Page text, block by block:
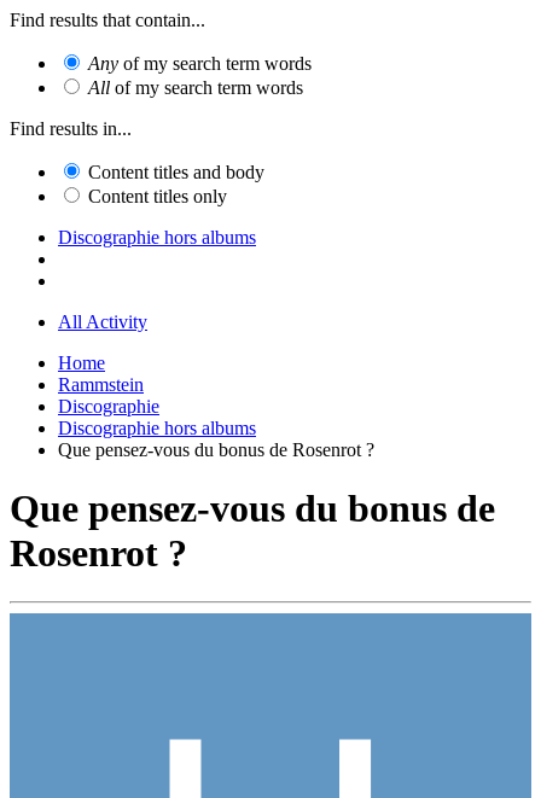
Find results that contain...
Any of my search term words
All of my search term words
Find results in...
Content titles and body
Content titles only
Discographie hors albums
All Activity
Home
Rammstein
Discographie
Discographie hors albums
Que pensez-vous du bonus de Rosenrot ?
Que pensez-vous du bonus de
Rosenrot ?